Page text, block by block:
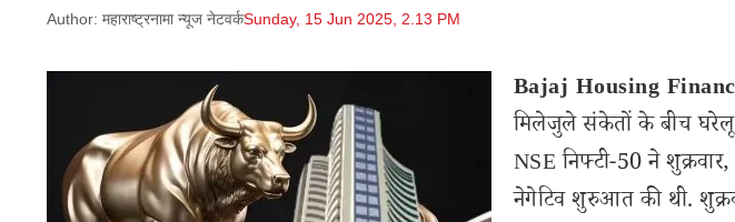
Author: महाराष्ट्रनामा न्यूज नेटवर्कSunday, 15 Jun 2025, 2.13 PM
Bajaj Housing
मिलेजुले संकेतों के बीच
NSE निफ्टी-50 ने
नेगेटिव शुरुआत की थी.